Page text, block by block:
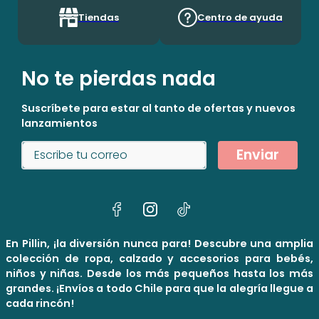
Tiendas Centro de ayuda
No te pierdas nada
Suscríbete para estar al tanto de ofertas y nuevos
lanzamientos
Enviar
En Pillin, ¡la diversión nunca para! Descubre una amplia
colección de ropa, calzado y accesorios para bebés,
niños y niñas. Desde los más pequeños hasta los más
grandes. ¡Envíos a todo Chile para que la alegría llegue a
cada rincón!